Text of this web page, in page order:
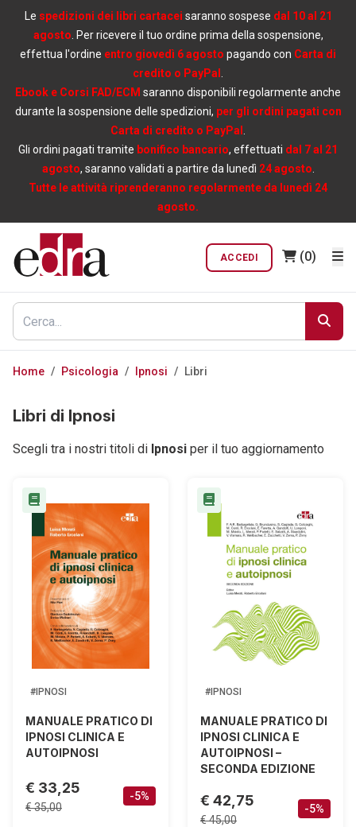
Le spedizioni dei libri cartacei saranno sospese dal 10 al 21
agosto . Per ricevere il tuo ordine prima della sospensione,
effettua l'ordine entro giovedì 6 agosto pagando con Carta di
credito o PayPal
Ebook e Corsi FAD/ECM saranno disponibili regolarmente anche
durante la sospensione delle spedizioni, per gli ordini pagati con
Carta di credito o PayPal
Gli ordini pagati tramite bonifico bancario, effettuati dal 7 al 21
agosto, saranno validati a partire da lunedì 24 agosto
Tutte le attività riprenderanno regolarmente da lunedì 24
agosto.
ACCEDI (0)
Home / Psicologia / Ipnosi / Libri
Libri di Ipnosi
Scegli tra i nostri titoli di Ipnosi per il tuo aggiornamento
#IPNOSI
MANUALE PRATICO DI
IPNOSI CLINICA E
AUTOIPNOSI
€ 33,25
€ 35,00
-5%
#IPNOSI
MANUALE PRATICO DI
IPNOSI CLINICA E
AUTOIPNOSI –
SECONDA EDIZIONE
€ 42,75
€ 45,00
-5%